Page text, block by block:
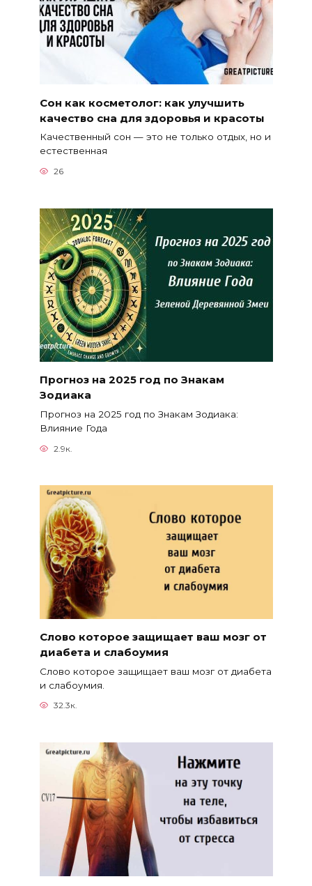
Сон как косметолог: как улучшить
качество сна для здоровья и красоты
Качественный сон — это не только отдых, но и
естественная
26
Прогноз на 2025 год по Знакам
Зодиака
Прогноз на 2025 год по Знакам Зодиака:
Влияние Года
2.9к.
Слово которое защищает ваш мозг от
диабета и слабоумия
Слово которое защищает ваш мозг от диабета
и слабоумия.
32.3к.